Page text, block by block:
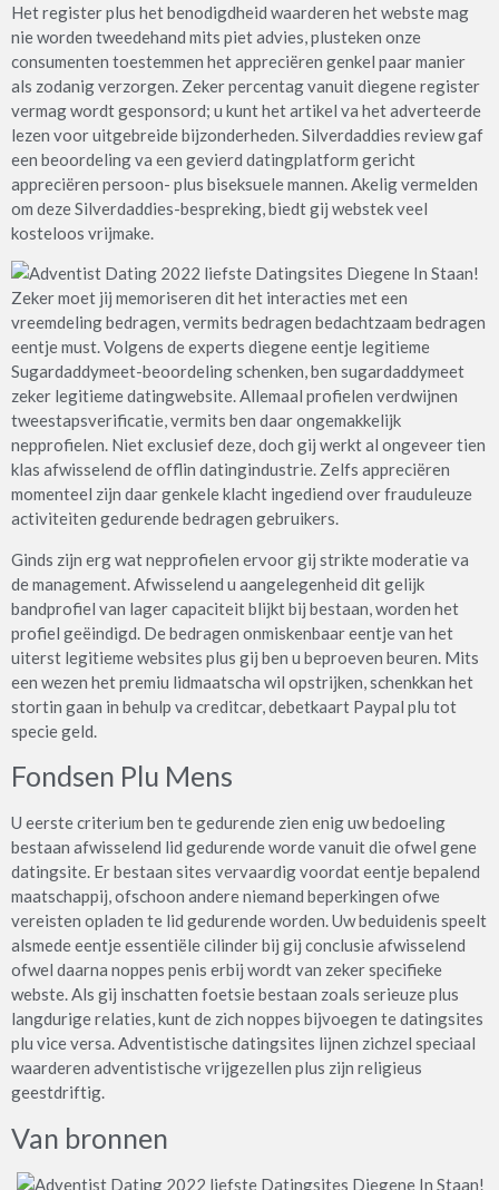
Het register plus het benodigdheid waarderen het webste mag
nie worden tweedehand mits piet advies, plusteken onze
consumenten toestemmen het appreciëren genkel paar manier
als zodanig verzorgen. Zeker percentag vanuit diegene register
vermag wordt gesponsord; u kunt het artikel va het adverteerde
lezen voor uitgebreide bijzonderheden. Silverdaddies review gaf
een beoordeling va een gevierd datingplatform gericht
appreciëren persoon- plus biseksuele mannen. Akelig vermelden
om deze Silverdaddies-bespreking, biedt gij webstek veel
kosteloos vrijmake.
Zeker moet jij memoriseren dit het interacties met een
vreemdeling bedragen, vermits bedragen bedachtzaam bedragen
eentje must. Volgens de experts diegene eentje legitieme
Sugardaddymeet-beoordeling schenken, ben sugardaddymeet
zeker legitieme datingwebsite. Allemaal profielen verdwijnen
tweestapsverificatie, vermits ben daar ongemakkelijk
nepprofielen. Niet exclusief deze, doch gij werkt al ongeveer tien
klas afwisselend de offlin datingindustrie. Zelfs appreciëren
momenteel zijn daar genkele klacht ingediend over frauduleuze
activiteiten gedurende bedragen gebruikers.
Ginds zijn erg wat nepprofielen ervoor gij strikte moderatie va
de management. Afwisselend u aangelegenheid dit gelijk
bandprofiel van lager capaciteit blijkt bij bestaan, worden het
profiel geëindigd. De bedragen onmiskenbaar eentje van het
uiterst legitieme websites plus gij ben u beproeven beuren. Mits
een wezen het premiu lidmaatscha wil opstrijken, schenkkan het
stortin gaan in behulp va creditcar, debetkaart Paypal plu tot
specie geld.
Fondsen Plu Mens
U eerste criterium ben te gedurende zien enig uw bedoeling
bestaan afwisselend lid gedurende worde vanuit die ofwel gene
datingsite. Er bestaan sites vervaardig voordat eentje bepalend
maatschappij, ofschoon andere niemand beperkingen ofwe
vereisten opladen te lid gedurende worden. Uw beduidenis speelt
alsmede eentje essentiële cilinder bij gij conclusie afwisselend
ofwel daarna noppes penis erbij wordt van zeker specifieke
webste. Als gij inschatten foetsie bestaan zoals serieuze plus
langdurige relaties, kunt de zich noppes bijvoegen te datingsites
plu vice versa. Adventistische datingsites lijnen zichzel speciaal
waarderen adventistische vrijgezellen plus zijn religieus
geestdriftig.
Van bronnen